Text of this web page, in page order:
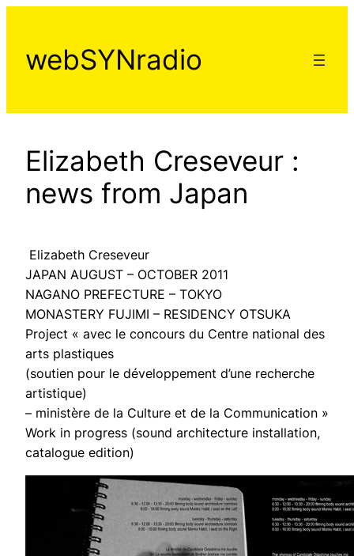
contenu
webSYNradio
Elizabeth Creseveur :
news from Japan
Elizabeth Creseveur
JAPAN AUGUST – OCTOBER 2011
NAGANO PREFECTURE – TOKYO
MONASTERY FUJIMI – RESIDENCY OTSUKA
Project « avec le concours du Centre national des
arts plastiques
(soutien pour le développement d’une recherche
artistique)
– ministère de la Culture et de la Communication »
Work in progress (sound architecture installation,
catalogue edition)